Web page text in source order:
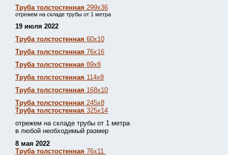
Труба толстостенная 299х36
отрежем на складе трубы от 1 метра
19 июля 2022
Труба толстостенная 60х10
Труба толстостенная 76х16
Труба толстостенная 89х8
Труба толстостенная 114х8
Труба толстостенная 168х10
Труба толстостенная 245х8
Труба толстостенная 325х14
отрежем на складе трубы от 1 метра
в любой необходимый размер
8 мая 2022
Труба толстостенная 76х11